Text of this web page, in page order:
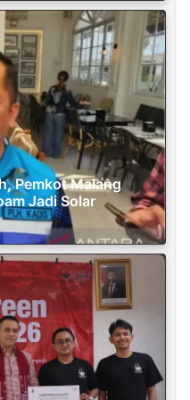
Pemkot Malang
Jadi Solar